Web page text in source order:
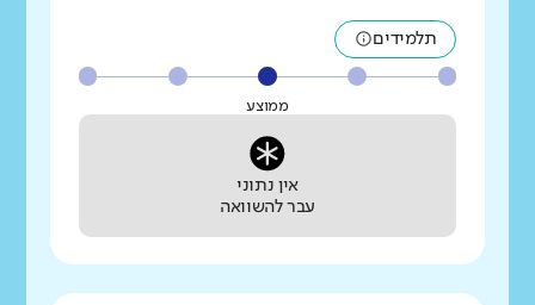
תלמידים
ממוצע
אין נתוני
עבר להשוואה